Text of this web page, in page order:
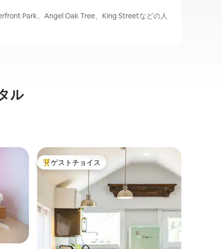
Park、Angel Oak Tree、King Streetなどの人
ル
大好評のゲストチョイスです。
ゲストチョイス